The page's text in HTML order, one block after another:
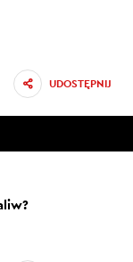
UDOSTĘPNIJ